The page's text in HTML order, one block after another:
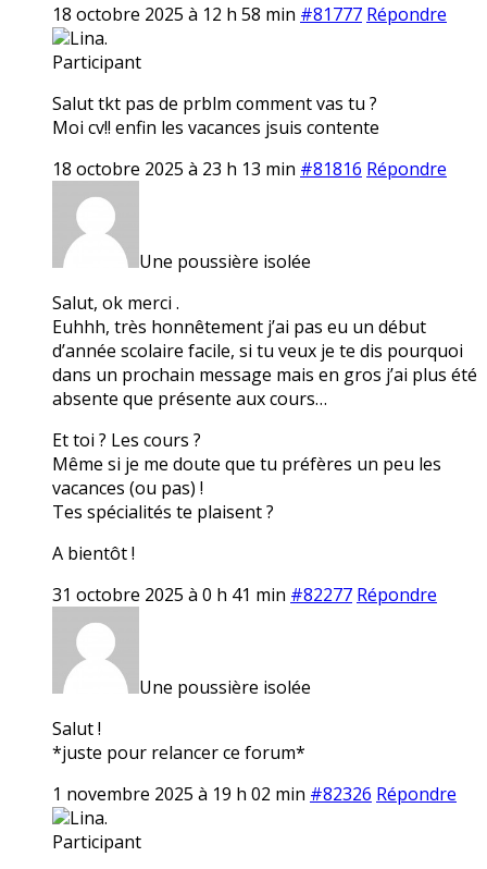
18 octobre 2025 à 12 h 58 min #81777 Répondre
Lina.
Participant
Salut tkt pas de prblm comment vas tu ?
Moi cv!! enfin les vacances jsuis contente
18 octobre 2025 à 23 h 13 min #81816 Répondre
Une poussière isolée
Salut, ok merci .
Euhhh, très honnêtement j’ai pas eu un début
d’année scolaire facile, si tu veux je te dis pourquoi
dans un prochain message mais en gros j’ai plus été
absente que présente aux cours…
Et toi ? Les cours ?
Même si je me doute que tu préfères un peu les
vacances (ou pas) !
Tes spécialités te plaisent ?
A bientôt !
31 octobre 2025 à 0 h 41 min #82277 Répondre
Une poussière isolée
Salut !
*juste pour relancer ce forum*
1 novembre 2025 à 19 h 02 min #82326 Répondre
Lina.
Participant